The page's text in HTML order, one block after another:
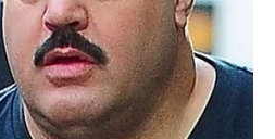
najave
trenuci.